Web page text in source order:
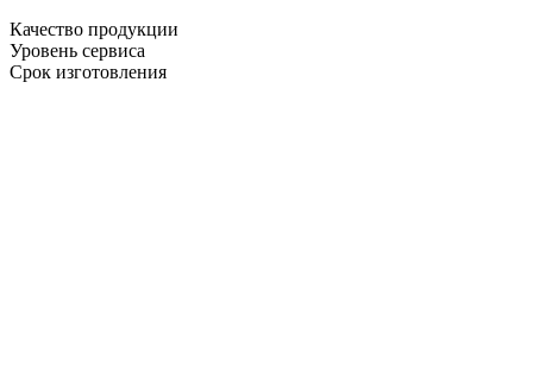
Качество продукции
Уровень сервиса
Срок изготовления